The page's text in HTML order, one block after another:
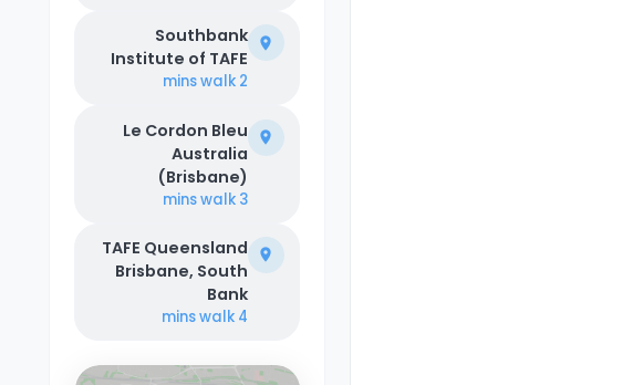
Southbank
Institute of TAFE
2 mins
walk
Le Cordon Bleu
Australia
(Brisbane)
3 mins
walk
TAFE Queensland
Brisbane, South
Bank
4 mins
walk